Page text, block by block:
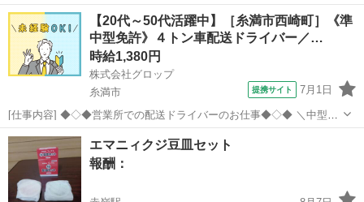
んか？ (求) ①モモンガ、古本屋 またはちいかわの風鈴🎐欲しいです、
(譲) ①ちいかわとハチワレ ②うさぎとラッコ 交換出来る方居ました
ら...
沖縄 糸満市 赤嶺駅 交換したい
【20代～50代活躍中】［糸満市西崎町］《準
中型免許》４トン車配送ドライバー／…
時給1,380円
株式会社グロップ
糸満市
提携サイト 7月1日
[仕事内容] ◆◇◆営業所での配送ドライバーのお仕事◆◇◆ ＼中型免
許保持者／ 2022年09月01日に糸満エリアに３拠点目の物流倉庫を構え
ました！ 様々な製品を取り扱い、卸先のメーカーも多岐にわたります
♪ 【4トント...
沖縄 糸満市 ドライバー
エマニィクジ豆皿セット
報酬：